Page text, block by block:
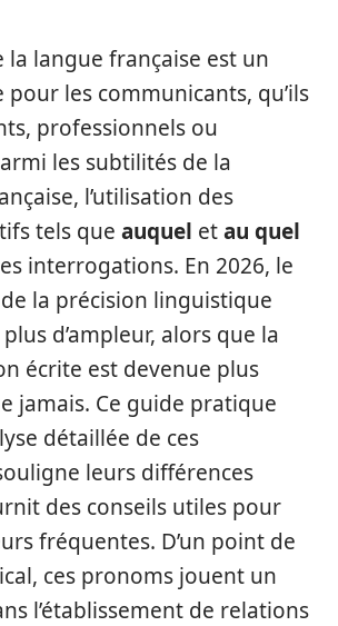
la langue française est un
les communicants, qu’ils
professionnels ou
les subtilités de la
l’utilisation des
tels que auquel etau quel
interrogations. En 2026, le
la précision linguistique
d’ampleur, alors que la
écrite est devenue plus
jamais. Ce guide pratique
détaillée de ces
leurs différences
des conseils utiles pour
fréquentes. D’un point de
ces pronoms jouent un
l’établissement de relations